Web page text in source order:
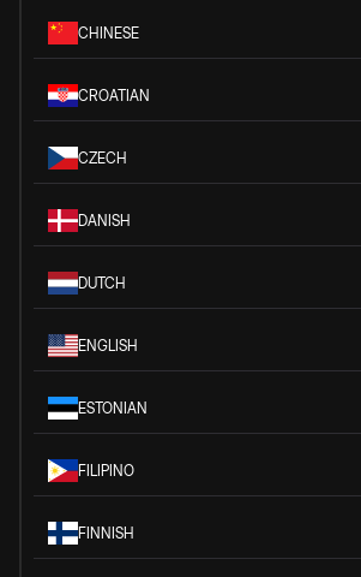
CHINESE
CROATIAN
CZECH
DANISH
DUTCH
ENGLISH
ESTONIAN
FILIPINO
FINNISH